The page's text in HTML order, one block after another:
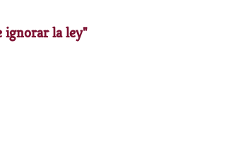
ignorar la ley"